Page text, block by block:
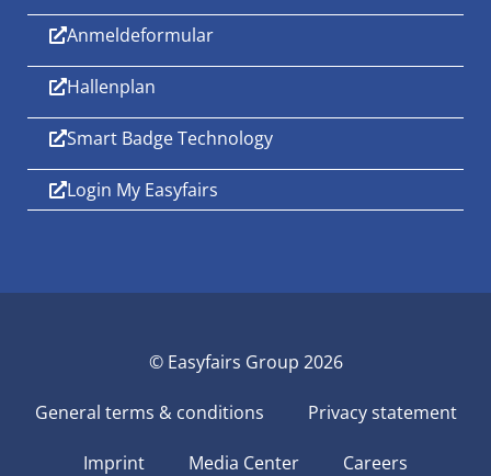
Anmeldeformular
Hallenplan
Smart Badge Technology
Login My Easyfairs
© Easyfairs Group 2026
General terms & conditions Privacy statement
Imprint Media Center Careers